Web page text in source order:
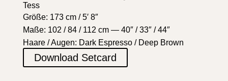
Tess
Größe: 173 cm / 5′ 8″
Maße: 102 / 84 / 112 cm — 40″ / 33″ / 44″
Haare / Augen: Dark Espresso / Deep Brown
Download Setcard